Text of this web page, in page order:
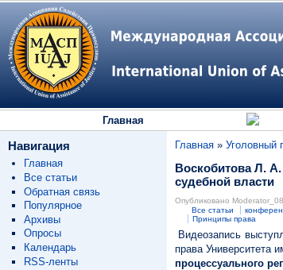
Главная
Навигация
Главная
Все статьи
Обратная связь
Популярное
Архивы
Опросы
Календарь
RSS-ленты
Главная » Уголовный
Воскобитова Л.
судебной власти
Опубликовано
Все статьи
Принципы права
Видеозапись
права Университета
процессуального